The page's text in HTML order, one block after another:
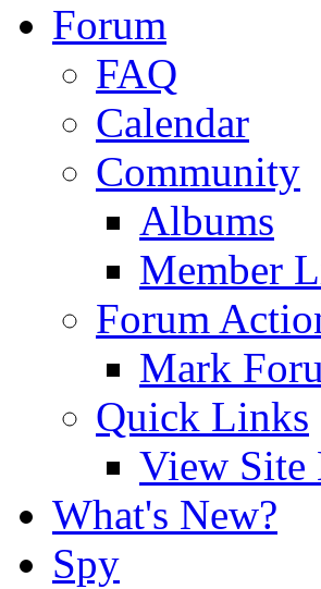
Forum
FAQ
Calendar
Community
Albums
Member
Forum
Mark
Quick Links
View Site
What's New?
Spy